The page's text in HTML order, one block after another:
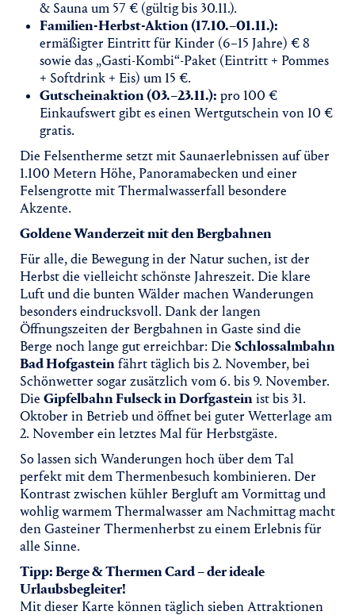
& Sauna um 57 € (gültig bis 30.11.).
Familien-Herbst-Aktion (17.10.–01.11.):
ermäßigter Eintritt für Kinder (6–15 Jahre) € 8
sowie das „Gasti-Kombi“-Paket (Eintritt + Pommes
+ Softdrink + Eis) um 15 €.
Gutscheinaktion (03.–23.11.): pro 100 €
Einkaufswert gibt es einen Wertgutschein von 10 €
gratis.
Die Felsentherme setzt mit Saunaerlebnissen auf über
1.100 Metern Höhe, Panoramabecken und einer
Felsengrotte mit Thermalwasserfall besondere
Akzente.
Goldene Wanderzeit mit den Bergbahnen
Für alle, die Bewegung in der Natur suchen, ist der
Herbst die vielleicht schönste Jahreszeit. Die klare
Luft und die bunten Wälder machen Wanderungen
besonders eindrucksvoll. Dank der langen
Öffnungszeiten der Bergbahnen in Gaste sind die
Berge noch lange gut erreichbar: Die Schlossalmbahn
Bad Hofgasteinfährt täglich bis 2. November, bei
Schönwetter sogar zusätzlich vom 6. bis 9. November.
Die Gipfelbahn Fulseck in Dorfgasteinist bis 31.
Oktober in Betrieb und öffnet bei guter Wetterlage am
2. November ein letztes Mal für Herbstgäste.
So lassen sich Wanderungen hoch über dem Tal
perfekt mit dem Thermenbesuch kombinieren. Der
Kontrast zwischen kühler Bergluft am Vormittag und
wohlig warmem Thermalwasser am Nachmittag macht
den Gasteiner Thermenherbst zu einem Erlebnis für
alle Sinne.
Tipp: Berge & Thermen Card – der ideale
Urlaubsbegleiter!
Mit dieser Karte können täglich sieben Attraktionen